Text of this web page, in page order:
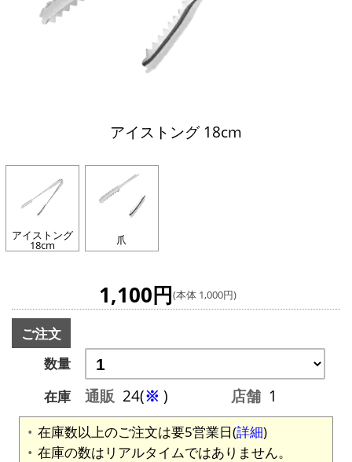
アイストング 18cm
アイストング
18cm 爪
1,100円(本体 1,000円)
ご注文
数量
在庫
通販 24(※ ) 店舗 1
在庫数以上のご注文は要5営業日(詳細)
在庫の数はリアルタイムではありません。